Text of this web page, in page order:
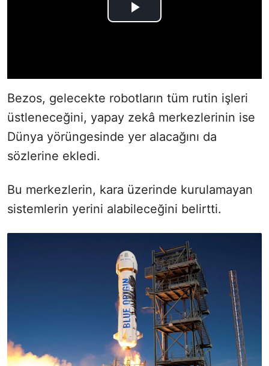
Bezos, gelecekte robotların tüm rutin işleri
üstleneceğini, yapay zekâ merkezlerinin ise
Dünya yörüngesinde yer alacağını da
sözlerine ekledi.
Bu merkezlerin, kara üzerinde kurulamayan
sistemlerin yerini alabileceğini belirtti.